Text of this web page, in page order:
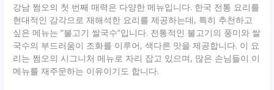
강남 쩜오의 첫 번째 매력은 다양한 메뉴입니다. 한국 전통 요리를
현대적인 감각으로 재해석한 요리를 제공하는데, 특히 추천하고
싶은 메뉴는 “불고기 쌀국수”입니다. 전통적인 불고기의 풍미와 쌀
국수의 부드러움이 조화를 이루어, 색다른 맛을 제공합니다. 이 요
리는 쩜오의 시그니처 메뉴로 자리 잡고 있으며, 많은 손님들이 이
메뉴를 재주문하는 이유이기도 합니다.